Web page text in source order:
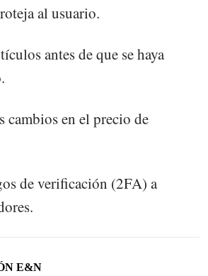
al usuario.
antes de que se haya
cambios en el precio de
de verificación (2FA) a
E&N